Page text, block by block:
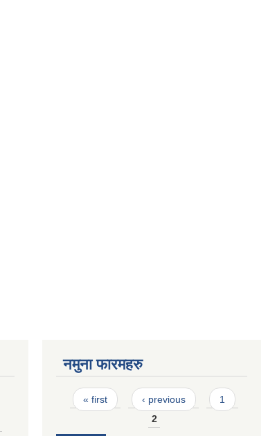
नमुना फारमहरु
Pages
« first ‹ previous
1
2